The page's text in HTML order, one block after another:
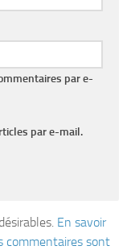
par e-
par e-mail.
En savoir
commentaires sont